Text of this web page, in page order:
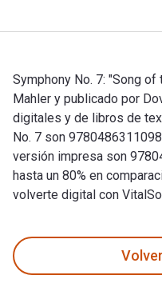
Symphony No. 7: "Song
Mahler y publicado por
digitales y de libros de
No. 7 son
versión impresa son
hasta un 80% en
volverte digital con